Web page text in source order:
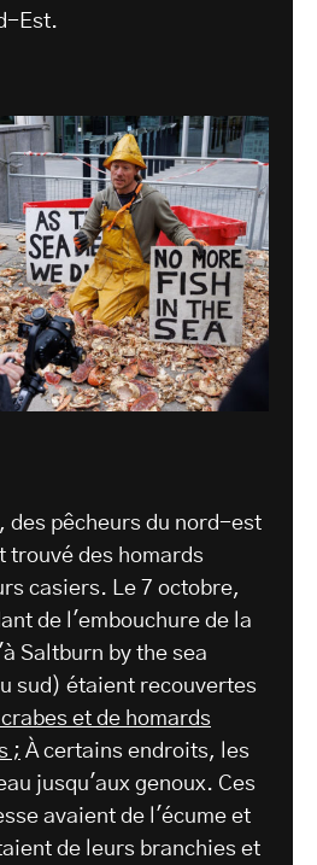
Est.
des pêcheurs du nord-est
trouvé des homards
casiers. Le 7 octobre,
de l'embouchure de la
Saltburn by the sea
sud) étaient recouvertes
et de homards
; À certains endroits, les
jusqu'aux genoux. Ces
avaient de l'écume et
de leurs branchies et